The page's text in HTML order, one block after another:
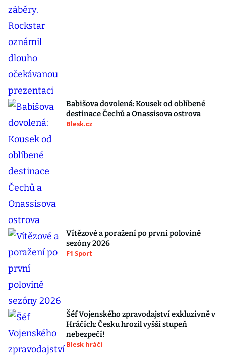
Babišova dovolená: Kousek od oblíbené
destinace Čechů a Onassisova ostrova
Blesk.cz
Vítězové a poražení po první polovině
sezóny 2026
F1 Sport
Šéf Vojenského zpravodajství exkluzivně v
Hráčích: Česku hrozil vyšší stupeň
nebezpečí!
Blesk hráči